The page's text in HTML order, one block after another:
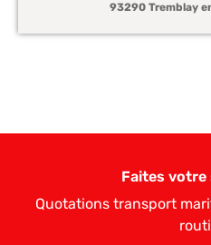
93290 Tremblay
Faites
Quotations transport